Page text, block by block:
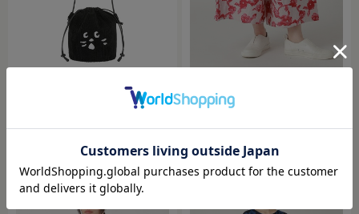
NYA- / CORDUROY BAG / バッグ
ツ